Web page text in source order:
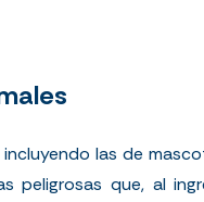
las de
peligrosas que, al